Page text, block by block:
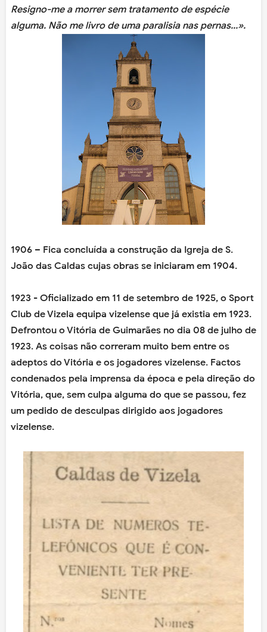
Resigno-me a morrer sem tratamento de espécie
alguma. Não me livro de uma paralisia nas pernas...».
1906 – Fica concluída a construção da Igreja de S.
João das Caldas cujas obras se iniciaram em 1904.
1923 - Oficializado em 11 de setembro de 1925, o Sport
Club de Vizela equipa vizelense que já existia em 1923.
Defrontou o Vitória de Guimarães no dia 08 de julho de
1923. As coisas não correram muito bem entre os
adeptos do Vitória e os jogadores vizelense. Factos
condenados pela imprensa da época e pela direção do
Vitória, que, sem culpa alguma do que se passou, fez
um pedido de desculpas dirigido aos jogadores
vizelense.